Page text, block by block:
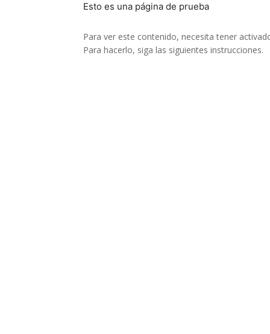
Esto es una página de prueba
Para ver este contenido, necesita tener
Para hacerlo, siga las siguientes instrucciones.